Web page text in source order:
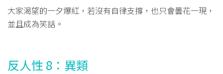
大家渴望的一夕爆紅，若沒有自律支撐，也只會曇花一現，
並且成為笑話。
反人性 8：異類